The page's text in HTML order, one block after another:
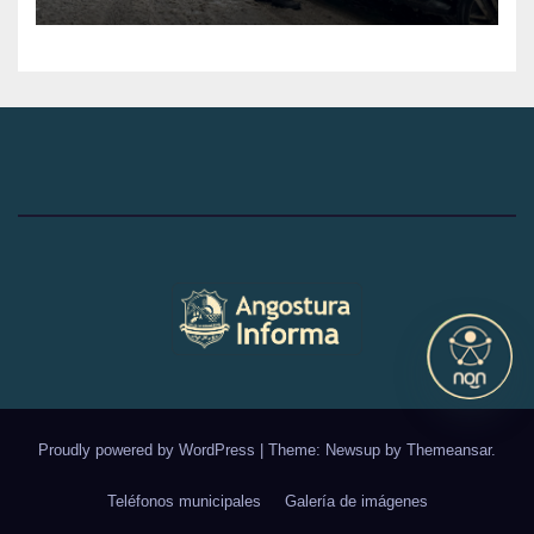
Transporte de la
Angostura
Proudly powered by WordPress Theme: Newsup by Themeansar.
Teléfonos municipales Galería de imágenes